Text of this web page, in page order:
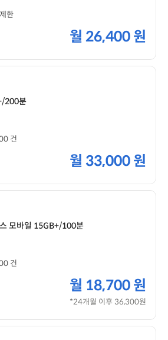
한
월 26,400 원
200분
건
월 33,000 원
모바일 15GB+/100분
건
월 18,700 원
*24개월 이후 36,300원